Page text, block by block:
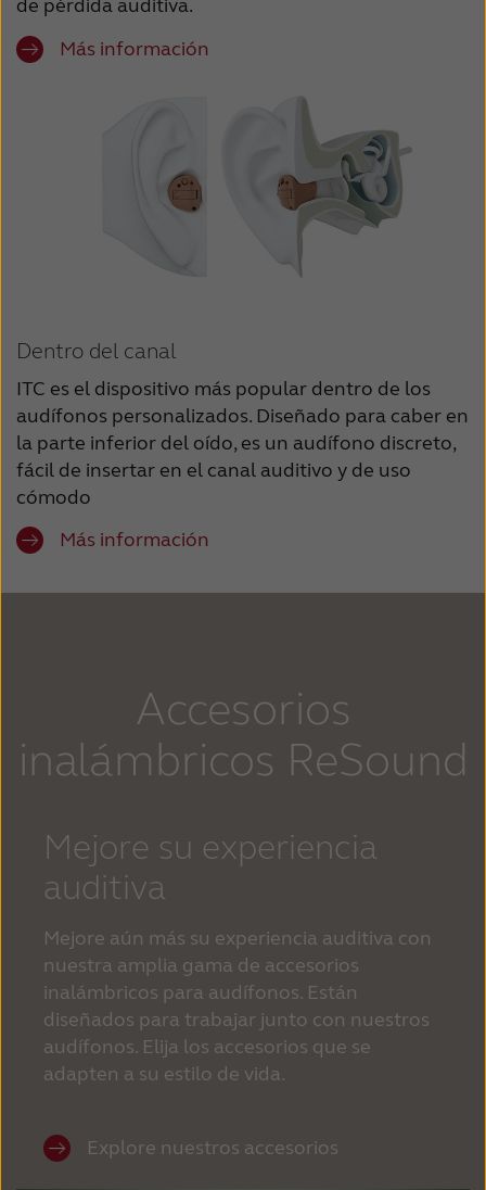
de pérdida auditiva.
Más información
Dentro del canal
ITC es el dispositivo más popular dentro de los
audífonos personalizados. Diseñado para caber en
la parte inferior del oído, es un audífono discreto,
fácil de insertar en el canal auditivo y de uso
cómodo
Más información
Accesorios
inalámbricos ReSound
Mejore su experiencia
auditiva
Mejore aún más su experiencia auditiva con
nuestra amplia gama de accesorios
inalámbricos para audífonos. Están
diseñados para trabajar junto con nuestros
audífonos. Elija los accesorios que se
adapten a su estilo de vida.
Explore nuestros accesorios